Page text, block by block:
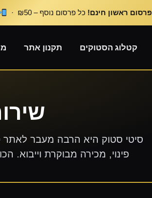
פרסום ראשון חינם! כל פרסום נוסף – ₪50 ·
קטלוג הסטוקים תקנון אתר
סיטי סטוק היא הרבה מעבר לאתר
פינוי, מכירה מבוקרת וייבוא.